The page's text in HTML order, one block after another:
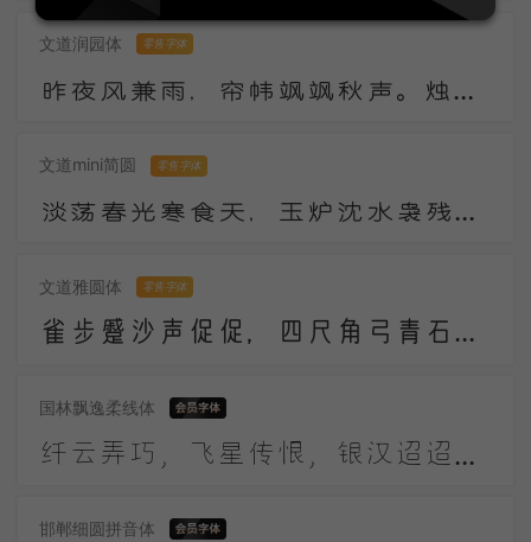
文道润园体 零售字体
昨夜风兼雨，帘帏飒飒秋声。烛残漏断频倚枕。起坐不能平。 世事漫随流水，算来一梦浮生。醉乡路稳宜频到，此外不堪行。
文道mini简圆 零售字体
淡荡春光寒食天，玉炉沈水袅残烟，梦回山枕隐花钿。海燕未来人斗草，江梅已过柳生绵，黄昏疏雨湿秋千。
文道雅圆体 零售字体
雀步蹙沙声促促，四尺角弓青石镞。黑幡三点铜鼓鸣，高作猿啼摇箭箙。彩巾缠踍幅半斜，溪头簇队映葛花。
国林飘逸柔线体
纤云弄巧，飞星传恨，银汉迢迢暗度。金风玉露一相逢，便胜却人间无数。柔情似水，佳期如梦，忍顾鹊桥归路。两情若是久长时，又岂在朝朝暮暮。
邯郸细圆拼音体